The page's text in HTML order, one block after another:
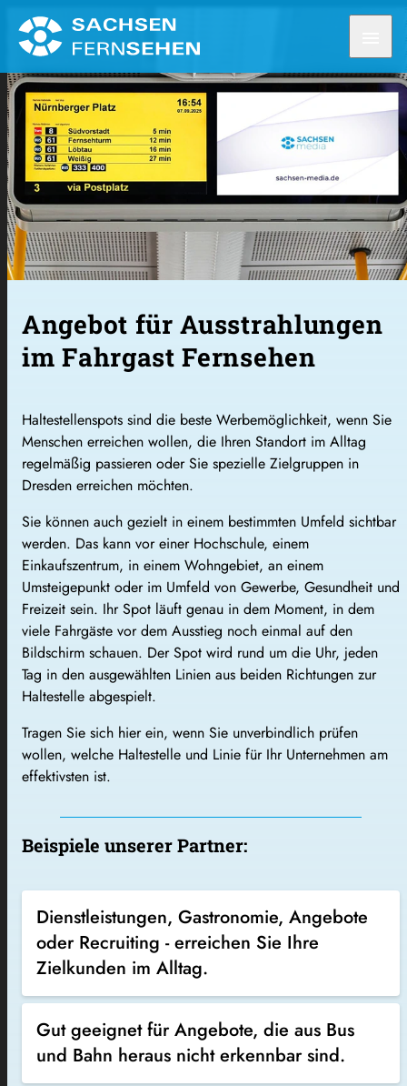
Angebot für Ausstrahlungen
im Fahrgast Fernsehen
Haltestellenspots sind die beste Werbemöglichkeit, wenn Sie
Menschen erreichen wollen, die Ihren Standort im Alltag
regelmäßig passieren oder Sie spezielle Zielgruppen in
Dresden erreichen möchten.
Sie können auch gezielt in einem bestimmten Umfeld sichtbar
werden. Das kann vor einer Hochschule, einem
Einkaufszentrum, in einem Wohngebiet, an einem
Umsteigepunkt oder im Umfeld von Gewerbe, Gesundheit und
Freizeit sein. Ihr Spot läuft genau in dem Moment, in dem
viele Fahrgäste vor dem Ausstieg noch einmal auf den
Bildschirm schauen. Der Spot wird rund um die Uhr, jeden
Tag in den ausgewählten Linien aus beiden Richtungen zur
Haltestelle abgespielt.
Tragen Sie sich hier ein, wenn Sie unverbindlich prüfen
wollen, welche Haltestelle und Linie für Ihr Unternehmen am
effektivsten ist.
Beispiele unserer Partner:
Dienstleistungen, Gastronomie, Angebote
oder Recruiting - erreichen Sie Ihre
Zielkunden im Alltag.
Gut geeignet für Angebote, die aus Bus
und Bahn heraus nicht erkennbar sind.